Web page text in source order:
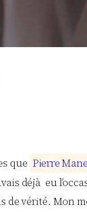
que PierreMane
déjà eu
de vérité. Mon